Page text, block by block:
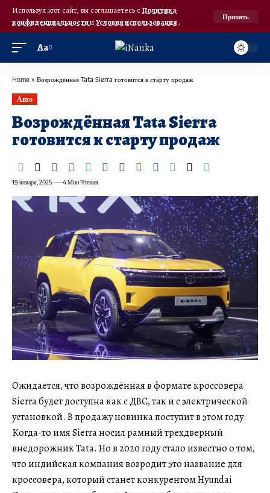
Используя этот сайт, вы соглашаетесь с Политика
конфиденциальностииУсловия использования.
Принять
Аа
Home » Возрождённая Tata Sierra готовится к старту продаж
Авто
Возрождённая Tata Sierra
готовится к старту продаж
19 января, 2025 4 Мин Чтения
Ожидается, что возрождённая в формате кроссовера
Sierra будет доступна как с ДВС, так и с электрической
установкой. В продажу новинка поступит в этом году.
Когда-то имя Sierra носил рамный трехдверный
внедорожник Tata. Но в 2020 году стало известно о том,
что индийская компания возродит это название для
кроссовера, который станет конкурентом Hyundai